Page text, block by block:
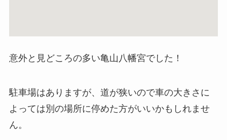
意外と見どころの多い亀山八幡宮でした！
駐車場はありますが、道が狭いので車の大きさに
よっては別の場所に停めた方がいいかもしれませ
ん。